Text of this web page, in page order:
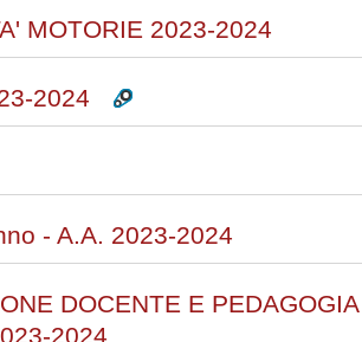
MOTORIE 2023-2024
2024
- A.A. 2023-2024
DOCENTE E
2024